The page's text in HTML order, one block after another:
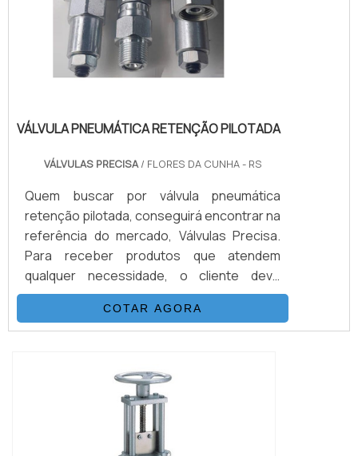
VÁLVULA PNEUMÁTICA RETENÇÃO PILOTADA
VÁLVULAS PRECISA/ FLORES DA CUNHA - RS
Quem buscar por válvula pneumática
retenção pilotada, conseguirá encontrar na
referência do mercado, Válvulas Precisa.
Para receber produtos que atendem
qualquer necessidade, o cliente deve
escolher uma organização que se
destaque por um bom suporte pré-venda e
tenha ampla experiência no ramo.Quando a
pilotada, com os colaboradores da Válvulas
Precisa o cliente obterá ótima qualidade e
COTAR AGORA